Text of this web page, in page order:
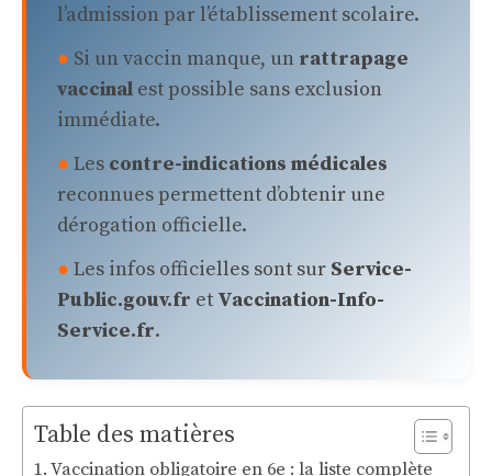
l’admission par l’établissement scolaire.
● Si un vaccin manque, un rattrapage
vaccinal est possible sans exclusion
immédiate.
● Les contre-indications médicales
reconnues permettent d’obtenir une
dérogation officielle.
● Les infos officielles sont sur Service-
Public.gouv.fr et Vaccination-Info-
Service.fr.
Table des matières
Vaccination obligatoire en 6e : la liste complète